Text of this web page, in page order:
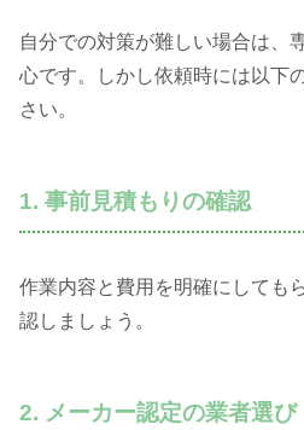
自分での対策が難しい場合は、
心です。しかし依頼時には以下
さい。
1. 事前見積もりの確認
作業内容と費用を明確にしても
認しましょう。
2. メーカー認定の業者選び